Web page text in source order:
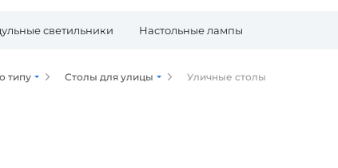
светильники Настольные лампы
типу Столы для улицы
Уличные столы